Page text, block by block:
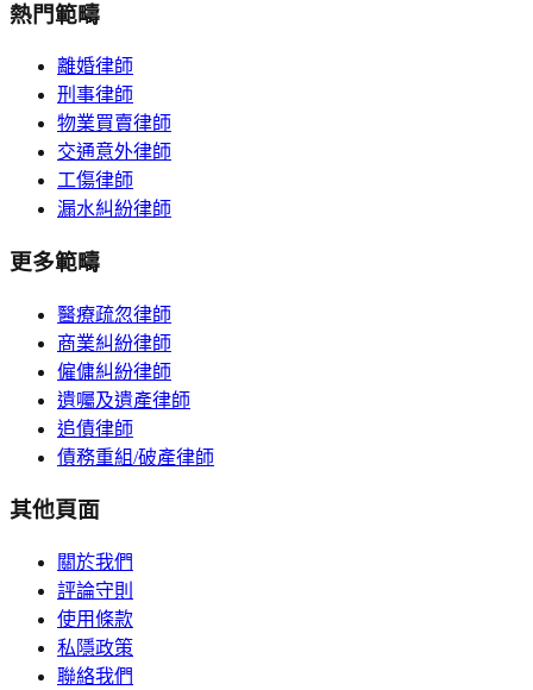
熱門範疇
離婚律師
刑事律師
物業買賣律師
交通意外律師
工傷律師
漏水糾紛律師
更多範疇
醫療疏忽律師
商業糾紛律師
僱傭糾紛律師
遺囑及遺產律師
追債律師
債務重組/破產律師
其他頁面
關於我們
評論守則
使用條款
私隱政策
聯絡我們